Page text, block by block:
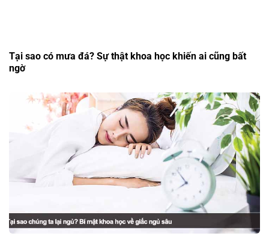
Tại sao có mưa đá? Sự thật khoa học khiến ai cũng bất
ngờ